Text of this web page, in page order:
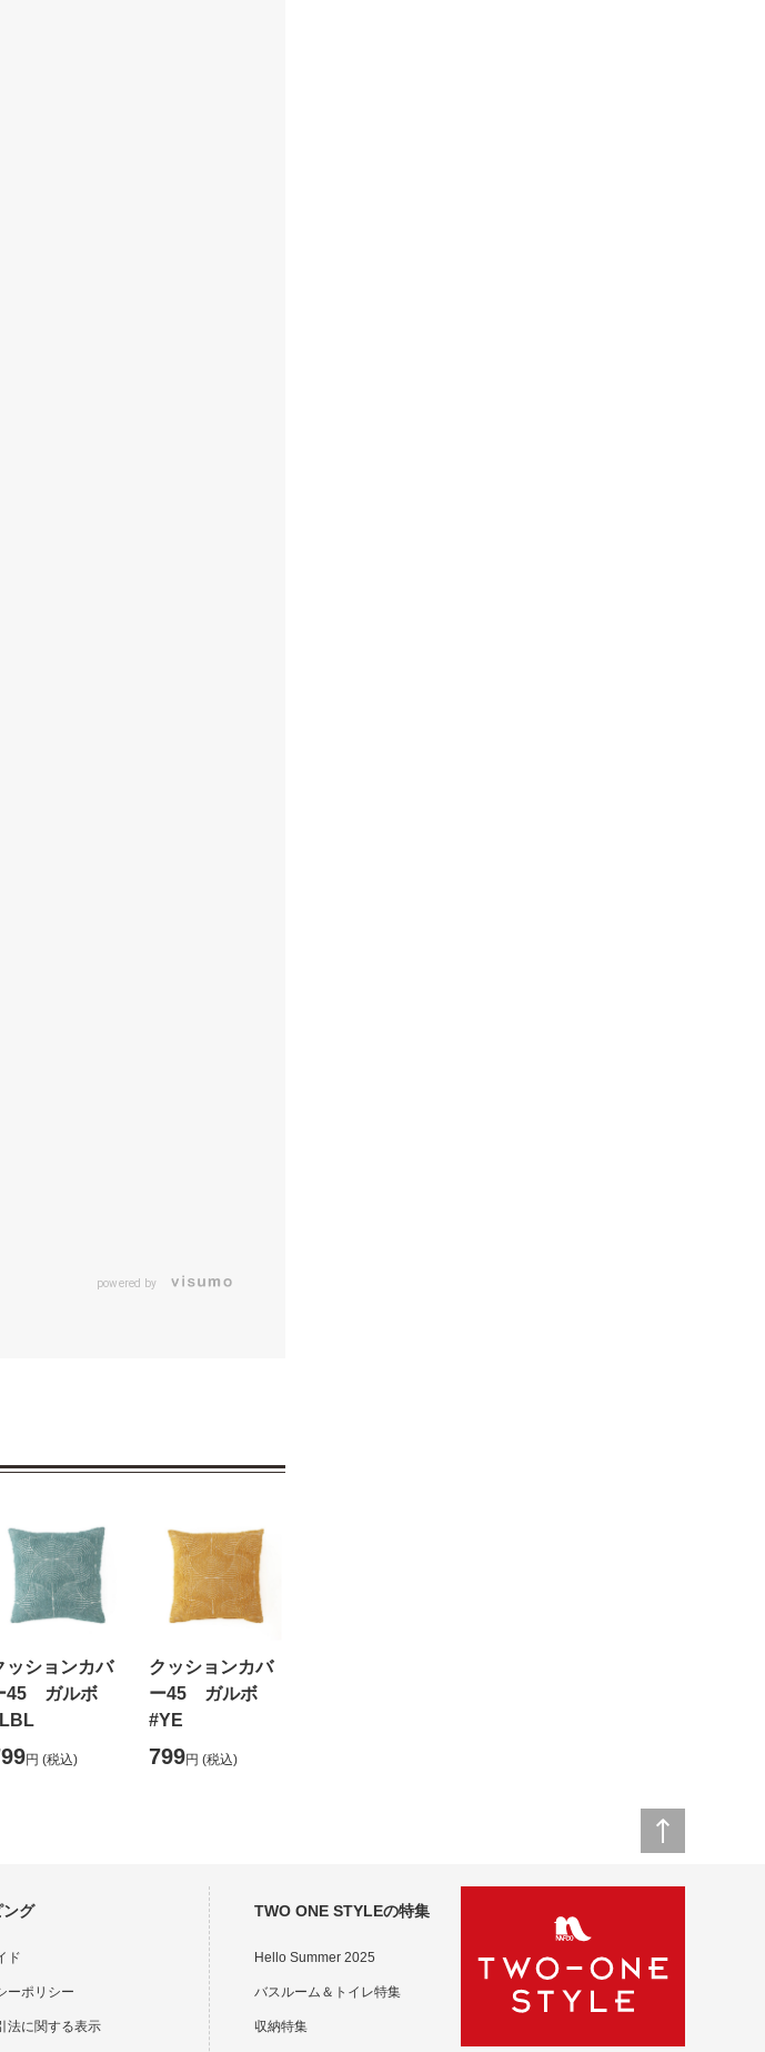
powered by
ッションカバ
45 ガルボ
円 (税込)
クッションカバ
ー45 ガルボ
#YE
799円 (税込)
ング
ド
ーポリシー
法に関する表示
TWO ONE STYLEの特集
Hello Summer 2025
バスルーム＆トイレ特集
収納特集